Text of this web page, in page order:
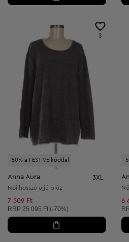
-50% a FESTIVE kóddal
3
Anna Aura 3XL
Női hosszú ujjú blúz
7 509 Ft
Ajánlott ár:
RRP 25 095 Ft (-70%)
-
6